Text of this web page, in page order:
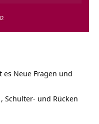
es Neue Fragen und
, Schulter- und Rücken